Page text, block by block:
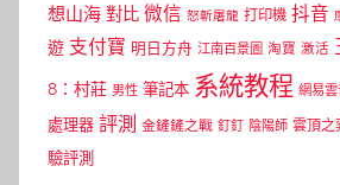
想山海 對比 微信 怒斬屠龍 打印機 抖音
遊 支付寶 明日方舟 江南百景圖 淘寶 激活
8：村莊 男性 筆記本 系統教程 網易
處理器 評測 金鏟鏟之戰 釘釘 陰陽師 雲頂之
驗評測